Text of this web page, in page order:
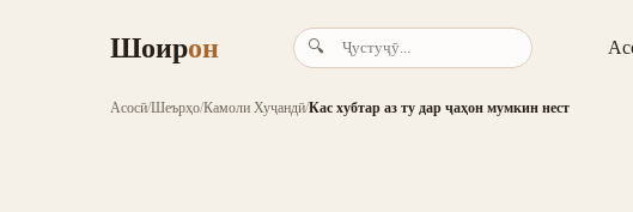
Шоирон 🔍
Асосӣ/Шеърҳо/Камоли Хуҷандӣ/Кас хубтар аз ту дар ҷаҳон мумкин нест